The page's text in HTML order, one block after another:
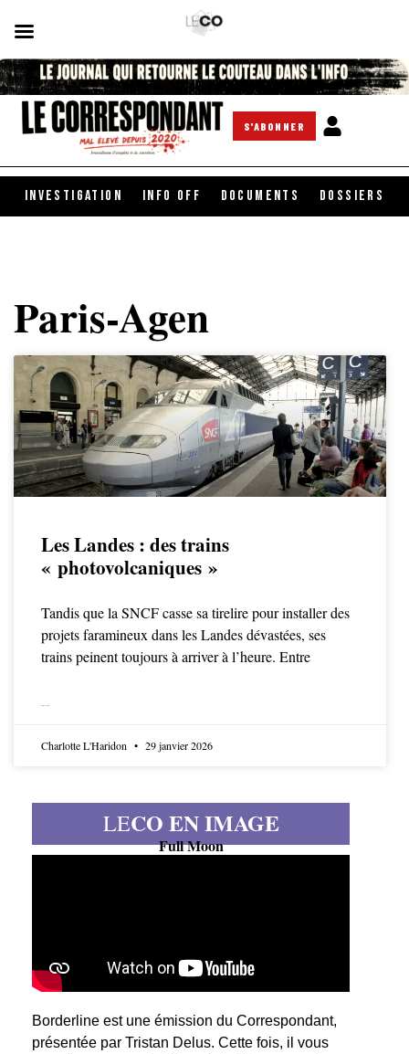
S'ABONNER
INVESTIGATION INFO OFF DOCUMENTS DOSSIERS
Paris-Agen
Les Landes : des trains
« photovolcaniques »
Tandis que la SNCF casse sa tirelire pour installer des
projets faramineux dans les Landes dévastées, ses
trains peinent toujours à arriver à l’heure. Entre
Charlotte L'Haridon 29 janvier 2026
LECO EN IMAGE
Full Moon
Borderline est une émission du Correspondant,
présentée par Tristan Delus. Cette fois, il vous